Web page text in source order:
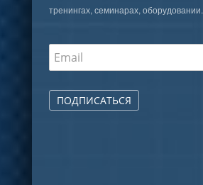
тренингах, семинарах, оборудовании.
ПОДПИСАТЬСЯ